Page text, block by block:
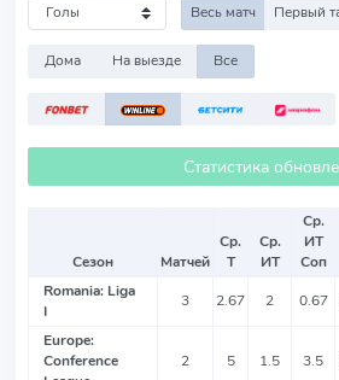
Весь матч Первый
Дома На выезде Все
Статистика
Сезон Матчей
Ср.
Т
Ср.
ИТ
Ср.
ИТ
Соп
Romania: Liga
I
3 2.67 2 0.67
Europe:
Conference
2 5 1.5 3.5